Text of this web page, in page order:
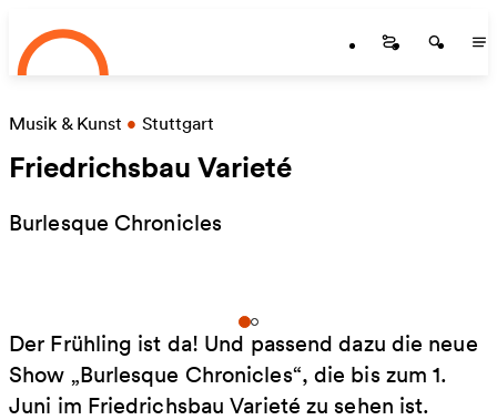
Zum Hauptinhalt springen
Startseite
Musik & Kunst • Stutt­gart
Friedrichsbau Varieté
Burlesque Chronicles
Der Frühling ist da! Und passend dazu die neue
Show „Burlesque Chronicles“, die bis zum 1.
Juni im Friedrichsbau Varieté zu sehen ist.